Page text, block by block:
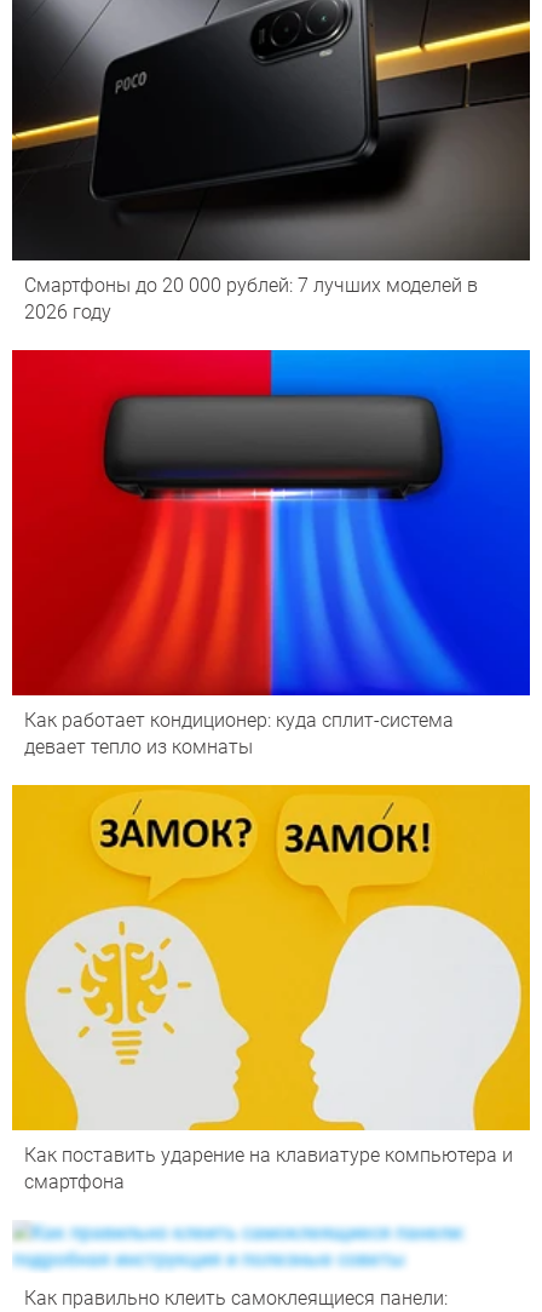
Смартфоны до 20 000 рублей: 7 лучших моделей в
2026 году
Как работает кондиционер: куда сплит-система
девает тепло из комнаты
Как поставить ударение на клавиатуре компьютера и
смартфона
Как правильно клеить самоклеящиеся панели: